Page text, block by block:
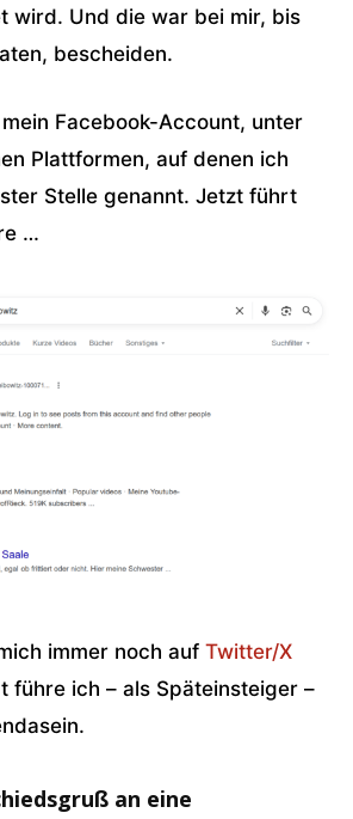
wird. Und die war bei mir, bis
bescheiden.
Facebook-Account, unter
Plattformen, auf denen ich
Stelle genannt. Jetzt führt
…
immer noch auf Twitter/X
führe ich – als Späteinsteiger –
an eine